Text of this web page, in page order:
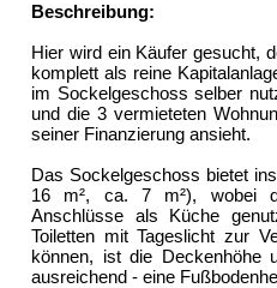
Beschreibung:
Hier wird ein Käufer gesucht,
komplett als reine
im Sockelgeschoss selber
und die 3 vermieteten
seiner Finanzierung ansieht.
Das Sockelgeschoss bietet
16 m², ca. 7 m²), wobei
Anschlüsse als Küche
Toiletten mit Tageslicht zur
können, ist die Deckenhöhe
ausreichend - eine